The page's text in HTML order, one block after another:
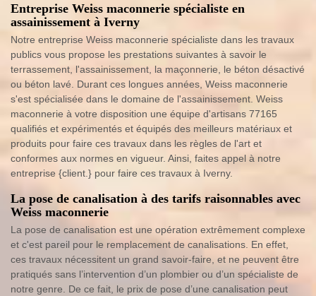
Entreprise Weiss maconnerie spécialiste en
assainissement à Iverny
Notre entreprise Weiss maconnerie spécialiste dans les travaux
publics vous propose les prestations suivantes à savoir le
terrassement, l'assainissement, la maçonnerie, le béton désactivé
ou béton lavé. Durant ces longues années, Weiss maconnerie
s'est spécialisée dans le domaine de l'assainissement. Weiss
maconnerie à votre disposition une équipe d'artisans 77165
qualifiés et expérimentés et équipés des meilleurs matériaux et
produits pour faire ces travaux dans les règles de l'art et
conformes aux normes en vigueur. Ainsi, faites appel à notre
entreprise {client.} pour faire ces travaux à Iverny.
La pose de canalisation à des tarifs raisonnables avec
Weiss maconnerie
La pose de canalisation est une opération extrêmement complexe
et c'est pareil pour le remplacement de canalisations. En effet,
ces travaux nécessitent un grand savoir-faire, et ne peuvent être
pratiqués sans l’intervention d’un plombier ou d’un spécialiste de
notre genre. De ce fait, le prix de pose d’une canalisation peut